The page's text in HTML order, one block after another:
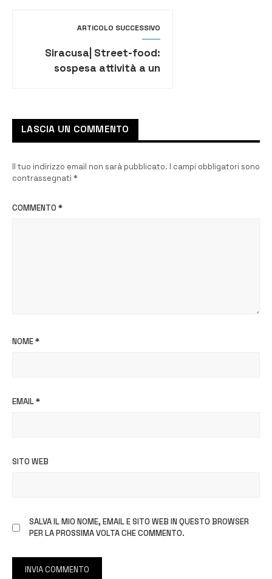
ARTICOLO SUCCESSIVO
Siracusa| Street-food:
sospesa attività a un
LASCIA UN COMMENTO
Il tuo indirizzo email non sarà pubblicato. I campi obbligatori sono
contrassegnati *
COMMENTO *
NOME*
EMAIL*
SITO WEB
SALVA IL MIO NOME, EMAIL E SITO WEB IN QUESTO BROWSER
PER LA PROSSIMA VOLTA CHE COMMENTO.